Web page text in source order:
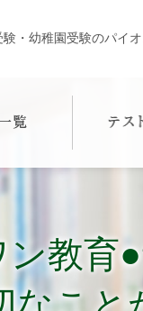
・幼稚園受験のパイ
教育